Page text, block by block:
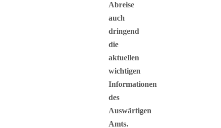
Abreise
auch
dringend
die
aktuellen
wichtigen
Informationen
des
Auswärtigen
Amts.